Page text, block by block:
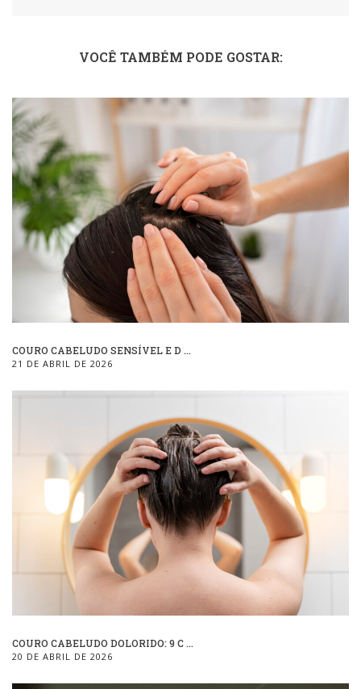
VOCÊ TAMBÉM PODE GOSTAR:
COURO CABELUDO SENSÍVEL E D ...
21 DE ABRIL DE 2026
COURO CABELUDO DOLORIDO: 9 C ...
20 DE ABRIL DE 2026